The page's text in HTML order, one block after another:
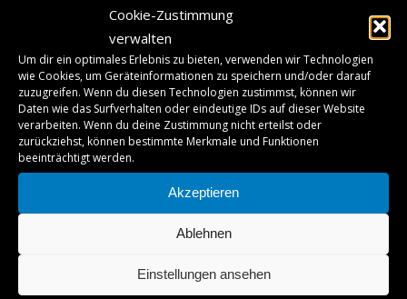
Cookie-Zustimmung
verwalten
Um dir ein optimales Erlebnis zu bieten, verwenden wir Technologien
wie Cookies, um Geräteinformationen zu speichern und/oder darauf
zuzugreifen. Wenn du diesen Technologien zustimmst, können wir
Daten wie das Surfverhalten oder eindeutige IDs auf dieser Website
verarbeiten. Wenn du deine Zustimmung nicht erteilst oder
zurückziehst, können bestimmte Merkmale und Funktionen
beeinträchtigt werden.
Akzeptieren
Ablehnen
Einstellungen ansehen
Tagen vor dem Spiel zeigen. Unabhängig davon,
stehen neben dem Spiel auch die
Verabschiedungen des scheidenden Cheftrainer
und den Spielern an, welche den Verein verlassen
werden.
Für die Gäste aus Bergneustadt hat sich das
Thema Playoffs ebenfalls erledigt, das steht seit
ihrer Niederlage am Mittwochabend gegen
Bremen ebenfalls fest. Mit 18:20 Punkten stehen
sie aktuell auf Platz sechs der Tabelle und somit
nur einen Platz vor uns. Die Mannschaft, welche
MANNSCHAFT
TICKETS
VEREINSSHOP
PARTNER
JOBS